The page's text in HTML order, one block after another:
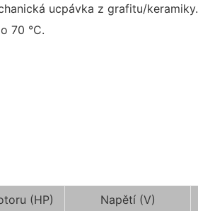
ucpávka z grafitu/keramiky.
70 °C.
(HP) Napětí (V)